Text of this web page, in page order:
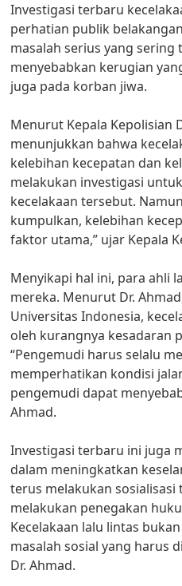
Investigasi terbaru
perhatian publik
masalah serius yang
menyebabkan kerugian
juga pada korban jiwa.
Menurut Kepala Kepolisian
menunjukkan bahwa
kelebihan kecepatan dan
melakukan investigasi
kecelakaan tersebut.
kumpulkan, kelebihan
faktor utama,” ujar Kepala
Menyikapi hal ini, para ahli
mereka. Menurut Dr.
Universitas Indonesia,
oleh kurangnya kesadaran
“Pengemudi harus selalu
memperhatikan kondisi
pengemudi dapat
Ahmad.
Investigasi terbaru ini juga
dalam meningkatkan
terus melakukan
melakukan penegakan
Kecelakaan lalu lintas
masalah sosial yang harus
Dr. Ahmad.